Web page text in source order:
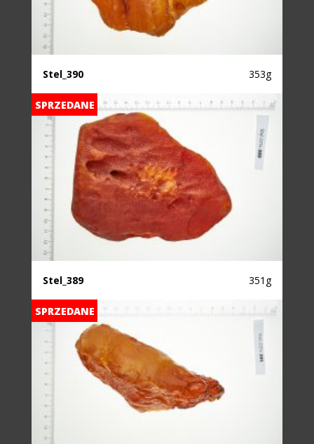
Stel_390 353g
SPRZEDANE
Stel_389 351g
SPRZEDANE